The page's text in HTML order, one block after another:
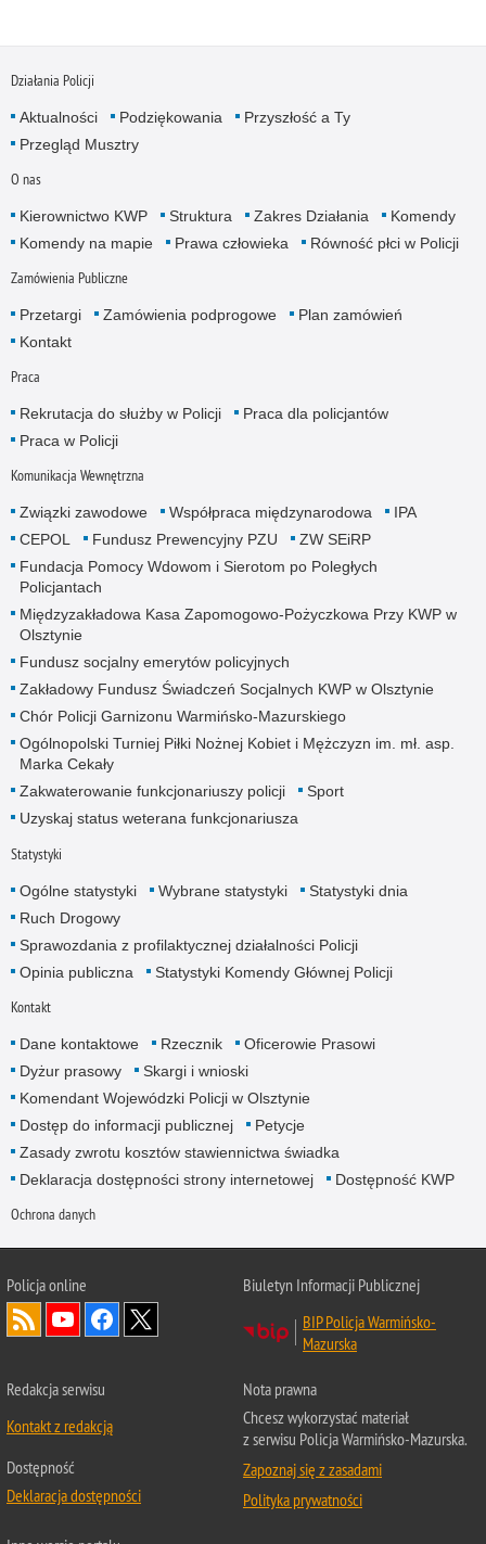
Działania Policji
Aktualności Podziękowania
Przyszłość a Ty
Przegląd Musztry
O nas
Kierownictwo KWP Struktura Zakres Działania
Komendy
Komendy na mapie
Prawa człowieka Równość płci w Policji
Zamówienia Publiczne
Przetargi Zamówienia podprogowe
Plan zamówień
Kontakt
Praca
Rekrutacja do służby w Policji
Praca dla policjantów
Praca w Policji
Komunikacja Wewnętrzna
Związki zawodowe Współpraca międzynarodowa
IPA
CEPOL
Fundusz Prewencyjny PZU
ZW SEiRP
Fundacja Pomocy Wdowom i Sierotom po Poległych
Policjantach
Międzyzakładowa Kasa Zapomogowo-Pożyczkowa Przy KWP w
Olsztynie
Fundusz socjalny emerytów policyjnych
Zakładowy Fundusz Świadczeń Socjalnych KWP w Olsztynie
Chór Policji Garnizonu Warmińsko-Mazurskiego
Ogólnopolski Turniej Piłki Nożnej Kobiet i Mężczyzn im. mł. asp.
Marka Cekały
Zakwaterowanie funkcjonariuszy policji
Sport
Uzyskaj status weterana funkcjonariusza
Statystyki
Ogólne statystyki Wybrane statystyki
Statystyki dnia
Ruch Drogowy
Sprawozdania z profilaktycznej działalności Policji
Opinia publiczna
Statystyki Komendy Głównej Policji
Kontakt
Dane kontaktowe Rzecznik
Oficerowie Prasowi
Dyżur prasowy
Skargi i wnioski
Komendant Wojewódzki Policji w Olsztynie
Dostęp do informacji publicznej
Petycje
Zasady zwrotu kosztów stawiennictwa świadka
Deklaracja dostępności strony internetowej
Dostępność KWP
Ochrona danych
Policja online
Biuletyn Informacji Publicznej
BIP Policja Warmińsko-
Mazurska
Redakcja serwisu
Kontakt z redakcją
Dostępność
Deklaracja dostępności
Nota prawna
Chcesz wykorzystać materiał
z serwisu Policja Warmińsko-Mazurska.
Zapoznaj się z zasadami
Polityka prywatności